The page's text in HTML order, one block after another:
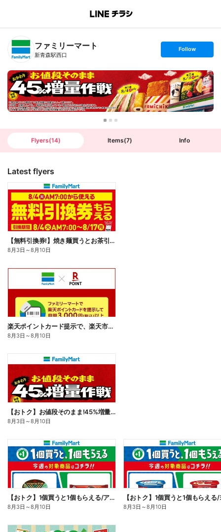
B
n
T
ファミリーマート
新青森駅西口
s
t
o
l
l
o
w
Follow
Flyers(14) Items(7) Info
Latest flyers
【無料引換券!】焼き麺買うとお茶引換券貰える!
8月3日 ～8月10日
楽天ポイントカード提示で、楽天市場でのお買い物がおトクに!
8月3日 ～8月10日
【おトク】お値段そのまま!45%増量作戦!
8月3日 ～8月10日
【おトク】1個買うと1個もらえる/アイス
8月3日 ～8月10日 8月3日 ～8月10日